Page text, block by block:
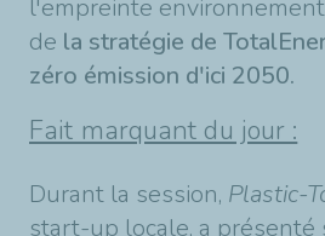
l'empreinte
de la stratégie de
zéro émission d'ici 2050.
Fait marquant du jour :
Durant la session, Plastic-
start-up locale, a présenté